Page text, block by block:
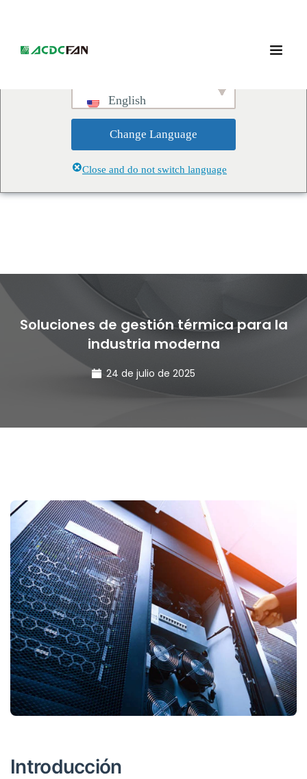
Do you want to change to:
English
Change Language
Close and do not switch language
Soluciones de gestión térmica para la
industria moderna
24 de julio de 2025
Introducción